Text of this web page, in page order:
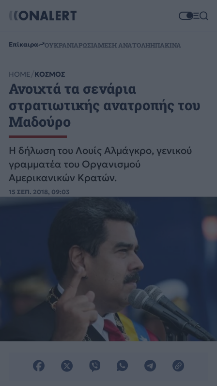
Επίκαιρα ΟΥΚΡΑΝΙΑΡΩΣΙΑΜΕΣΗ ΑΝΑΤΟΛΗΗΠΑΚΙΝΑ
HOME ΚΟΣΜΟΣ
Ανοιχτά τα σενάρια
στρατιωτικής ανατροπής του
Μαδούρο
Η δήλωση του Λουίς Αλμάγκρο, γενικού
γραμματέα του Οργανισμού
Αμερικανικών Κρατών.
15 ΣΕΠ. 2018, 09:03